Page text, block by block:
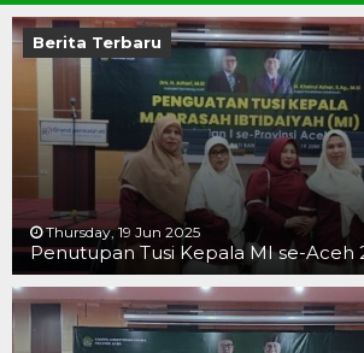
Berita Terbaru
Thursday, 19 Jun 2025
Penutupan Tusi Kepala MI se-Aceh